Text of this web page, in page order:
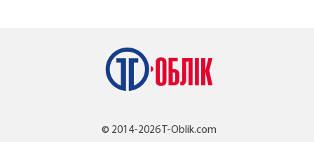
© 2014-2026 T-Oblik.com